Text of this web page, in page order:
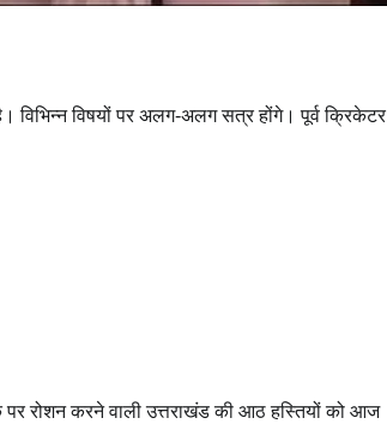
विभिन्न विषयों पर अलग-अलग सत्र होंगे। पूर्व क्रिकेटर
रोशन करने वाली उत्तराखंड की आठ हस्तियों को आज